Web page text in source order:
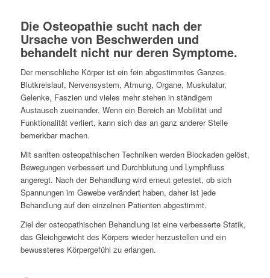
Die Osteopathie sucht nach der
Ursache von Beschwerden und
behandelt nicht nur deren Symptome.
Der menschliche Körper ist ein fein abgestimmtes Ganzes.
Blutkreislauf, Nervensystem, Atmung, Organe, Muskulatur,
Gelenke, Faszien und vieles mehr stehen in ständigem
Austausch zueinander. Wenn ein Bereich an Mobilität und
Funktionalität verliert, kann sich das an ganz anderer Stelle
bemerkbar machen.
Mit sanften osteopathischen Techniken werden Blockaden gelöst,
Bewegungen verbessert und Durchblutung und Lymphfluss
angeregt. Nach der Behandlung wird erneut getestet, ob sich
Spannungen im Gewebe verändert haben, daher ist jede
Behandlung auf den einzelnen Patienten abgestimmt.
Ziel der osteopathischen Behandlung ist eine verbesserte Statik,
das Gleichgewicht des Körpers wieder herzustellen und ein
bewussteres Körpergefühl zu erlangen.